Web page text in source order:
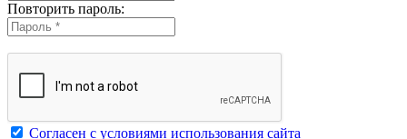
Повторить пароль:
Согласен с условиями использования сайта